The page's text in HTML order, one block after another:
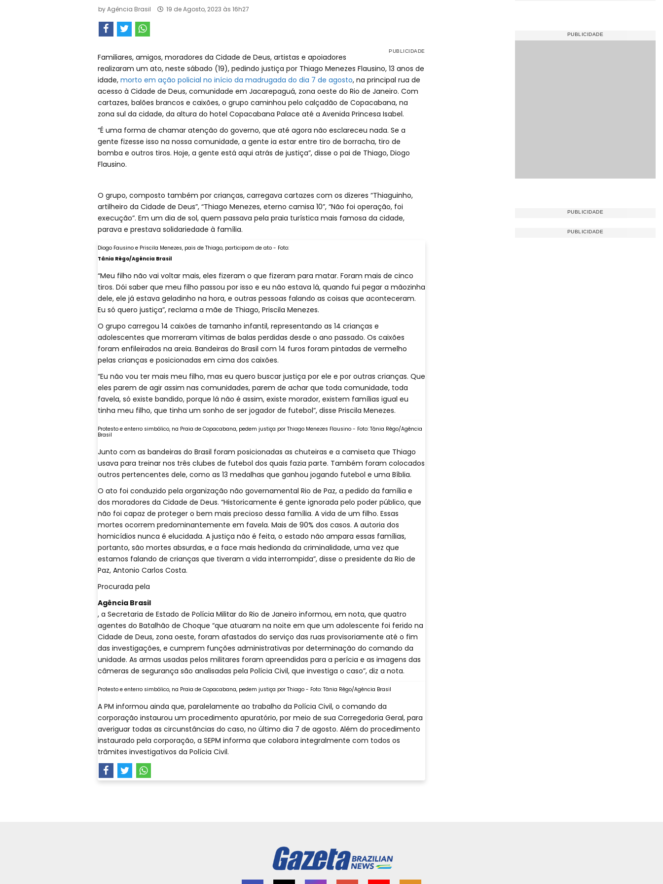
byAgência Brasil 19 de Agosto, 2023 às 16h27
Familiares, amigos, moradores da Cidade de Deus, artistas e apoiadores
realizaram um ato, neste sábado (19), pedindo justiça por Thiago Menezes Flausino, 13 anos de
idade, morto em ação policial no início da madrugada do dia 7 de agosto, na principal rua de
acesso à Cidade de Deus, comunidade em Jacarepaguá, zona oeste do Rio de Janeiro. Com
cartazes, balões brancos e caixões, o grupo caminhou pelo calçadão de Copacabana, na
zona sul da cidade, da altura do hotel Copacabana Palace até a Avenida Princesa Isabel.
“É uma forma de chamar atenção do governo, que até agora não esclareceu nada. Se a
gente fizesse isso na nossa comunidade, a gente ia estar entre tiro de borracha, tiro de
bomba e outros tiros. Hoje, a gente está aqui atrás de justiça”, disse o pai de Thiago, Diogo
Flausino.
O grupo, composto também por crianças, carregava cartazes com os dizeres “Thiaguinho,
artilheiro da Cidade de Deus”, “Thiago Menezes, eterno camisa 10”, “Não foi operação, foi
execução”. Em um dia de sol, quem passava pela praia turística mais famosa da cidade,
parava e prestava solidariedade à família.
Diogo Fausino e Priscila Menezes, pais de Thiago, participam de ato - Foto:
Tânia Rêgo/Agência Brasil
“Meu filho não vai voltar mais, eles fizeram o que fizeram para matar. Foram mais de cinco
tiros. Dói saber que meu filho passou por isso e eu não estava lá, quando fui pegar a mãozinha
dele, ele já estava geladinho na hora, e outras pessoas falando as coisas que aconteceram.
Eu só quero justiça”, reclama a mãe de Thiago, Priscila Menezes.
O grupo carregou 14 caixões de tamanho infantil, representando as 14 crianças e
adolescentes que morreram vítimas de balas perdidas desde o ano passado. Os caixões
foram enfileirados na areia. Bandeiras do Brasil com 14 furos foram pintadas de vermelho
pelas crianças e posicionadas em cima dos caixões.
“Eu não vou ter mais meu filho, mas eu quero buscar justiça por ele e por outras crianças. Que
eles parem de agir assim nas comunidades, parem de achar que toda comunidade, toda
favela, só existe bandido, porque lá não é assim, existe morador, existem famílias igual eu
tinha meu filho, que tinha um sonho de ser jogador de futebol”, disse Priscila Menezes.
Protesto e enterro simbólico, na Praia de Copacabana, pedem justiça por Thiago Menezes Flausino - Foto: Tânia Rêgo/Agência
Brasil
Junto com as bandeiras do Brasil foram posicionadas as chuteiras e a camiseta que Thiago
usava para treinar nos três clubes de futebol dos quais fazia parte. Também foram colocados
outros pertencentes dele, como as 13 medalhas que ganhou jogando futebol e uma Bíblia.
O ato foi conduzido pela organização não governamental Rio de Paz, a pedido da família e
dos moradores da Cidade de Deus. “Historicamente é gente ignorada pelo poder público, que
não foi capaz de proteger o bem mais precioso dessa família. A vida de um filho. Essas
mortes ocorrem predominantemente em favela. Mais de 90% dos casos. A autoria dos
homicídios nunca é elucidada. A justiça não é feita, o estado não ampara essas famílias,
portanto, são mortes absurdas, e a face mais hedionda da criminalidade, uma vez que
estamos falando de crianças que tiveram a vida interrompida”, disse o presidente da Rio de
Paz, Antonio Carlos Costa.
Procurada pela
Agência Brasil
, a Secretaria de Estado de Polícia Militar do Rio de Janeiro informou, em nota, que quatro
agentes do Batalhão de Choque “que atuaram na noite em que um adolescente foi ferido na
Cidade de Deus, zona oeste, foram afastados do serviço das ruas provisoriamente até o fim
das investigações, e cumprem funções administrativas por determinação do comando da
unidade. As armas usadas pelos militares foram apreendidas para a perícia e as imagens das
câmeras de segurança são analisadas pela Polícia Civil, que investiga o caso”, diz a nota.
Protesto e enterro simbólico, na Praia de Copacabana, pedem justiça por Thiago - Foto: Tânia Rêgo/Agência Brasil
A PM informou ainda que, paralelamente ao trabalho da Polícia Civil, o comando da
corporação instaurou um procedimento apuratório, por meio de sua Corregedoria Geral, para
averiguar todas as circunstâncias do caso, no último dia 7 de agosto. Além do procedimento
instaurado pela corporação, a SEPM informa que colabora integralmente com todos os
trâmites investigativos da Polícia Civil.